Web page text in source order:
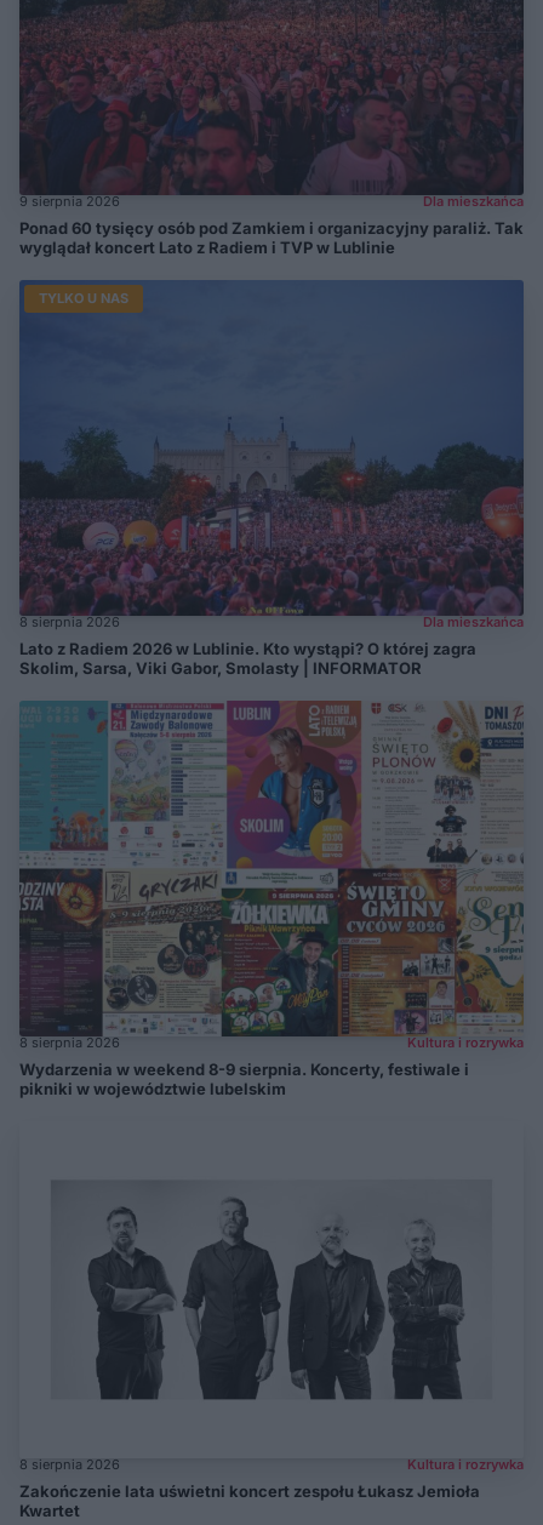
9 sierpnia 2026 Dla mieszkańca
Ponad 60 tysięcy osób pod Zamkiem i organizacyjny paraliż. Tak
wyglądał koncert Lato z Radiem i TVP w Lublinie
TYLKO U NAS
8 sierpnia 2026 Dla mieszkańca
Lato z Radiem 2026 w Lublinie. Kto wystąpi? O której zagra
Skolim, Sarsa, Viki Gabor, Smolasty | INFORMATOR
8 sierpnia 2026 Kultura i rozrywka
Wydarzenia w weekend 8-9 sierpnia. Koncerty, festiwale i
pikniki w województwie lubelskim
8 sierpnia 2026 Kultura i rozrywka
Zakończenie lata uświetni koncert zespołu Łukasz Jemioła
Kwartet